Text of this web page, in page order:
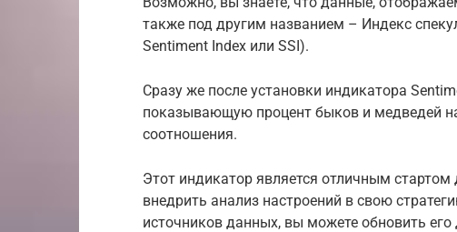
также под другим названием – Индекс
Sentiment Index или SSI).
Сразу же после установки индикатора
показывающую процент быков и медведей
соотношения.
Этот индикатор является отличным
внедрить анализ настроений в свою
источников данных, вы можете обновить его